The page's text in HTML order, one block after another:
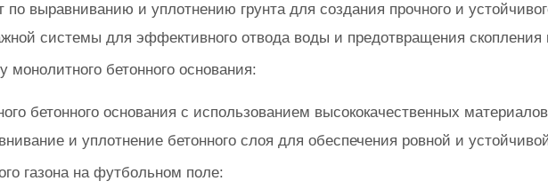
по выравниванию и уплотнению грунта для создания прочного и
системы для эффективного отвода воды и предотвращения скопления
монолитного бетонного основания:
бетонного основания с использованием высококачественных
и уплотнение бетонного слоя для обеспечения ровной и
газона на футбольном поле: